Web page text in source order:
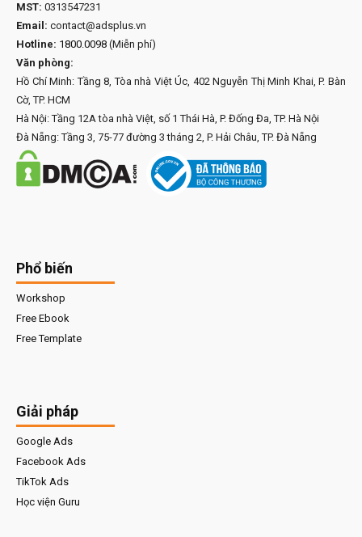
MST: 0313547231
Email: contact@adsplus.vn
Hotline: 1800.0098 (Miễn phí)
Văn phòng:
Hồ Chí Minh: Tầng 8, Tòa nhà Việt Úc, 402 Nguyễn Thị Minh Khai, P. Bàn
Cờ, TP. HCM
Hà Nội: Tầng 12A tòa nhà Việt, số 1 Thái Hà, P. Đống Đa, TP. Hà Nội
Đà Nẵng: Tầng 3, 75-77 đường 3 tháng 2, P. Hải Châu, TP. Đà Nẵng
Phổ biến
Workshop
Free Ebook
Free Template
Giải pháp
Google Ads
Facebook Ads
TikTok Ads
Học viện Guru